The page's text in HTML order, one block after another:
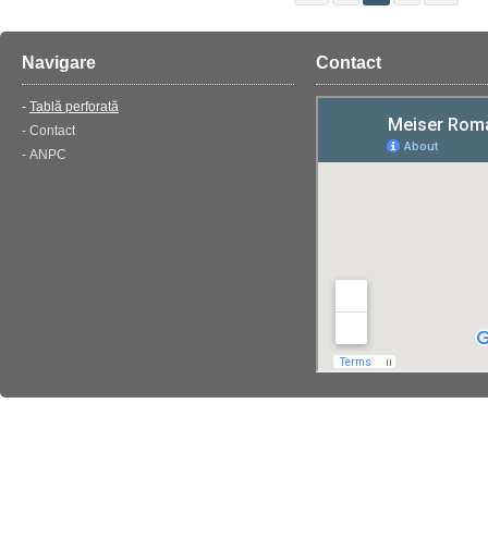
Navigare
Tablă perforată
Contact
ANPC
Contact